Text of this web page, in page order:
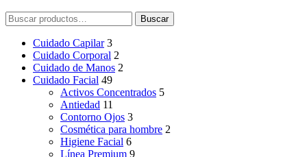
Buscar
por:
Buscar
Cuidado Capilar 3
Cuidado Corporal 2
Cuidado de Manos 2
Cuidado Facial 49
Activos Concentrados 5
Antiedad 11
Contorno Ojos 3
Cosmética para hombre 2
Higiene Facial 6
Línea Premium 9